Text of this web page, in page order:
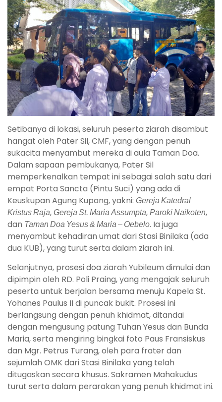
Setibanya di lokasi, seluruh peserta ziarah disambut
hangat oleh Pater Sil, CMF, yang dengan penuh
sukacita menyambut mereka di aula Taman Doa.
Dalam sapaan pembukanya, Pater Sil
memperkenalkan tempat ini sebagai salah satu dari
empat Porta Sancta (Pintu Suci) yang ada di
Keuskupan Agung Kupang, yakni: Gereja Katedral
Kristus Raja,Gereja St. Maria Assumpta,Paroki Naikoten,
dan Taman Doa Yesus & Maria – Oebelo. Ia juga
menyambut kehadiran umat dari Stasi Binilaka (ada
dua KUB), yang turut serta dalam ziarah ini.
Selanjutnya, prosesi doa ziarah Yubileum dimulai dan
dipimpin oleh RD. Poli Praing, yang mengajak seluruh
peserta untuk berjalan bersama menuju Kapela St.
Yohanes Paulus II di puncak bukit. Prosesi ini
berlangsung dengan penuh khidmat, ditandai
dengan mengusung patung Tuhan Yesus dan Bunda
Maria, serta mengiring bingkai foto Paus Fransiskus
dan Mgr. Petrus Turang, oleh para frater dan
sejumlah OMK dari Stasi Binilaka yang telah
ditugaskan secara khusus. Sakramen Mahakudus
turut serta dalam perarakan yang penuh khidmat ini.